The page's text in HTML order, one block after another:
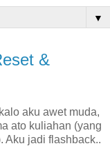
▼
&
aku awet muda,
ato kuliahan (yang
Aku jadi flashback..